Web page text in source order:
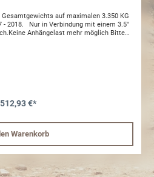
auf maximalen 3.350 KG
- 2018. Nur in Verbindung mit einem 3.5"
Anhängelast mehr möglich Bitte
512,93 €*
Warenkorb